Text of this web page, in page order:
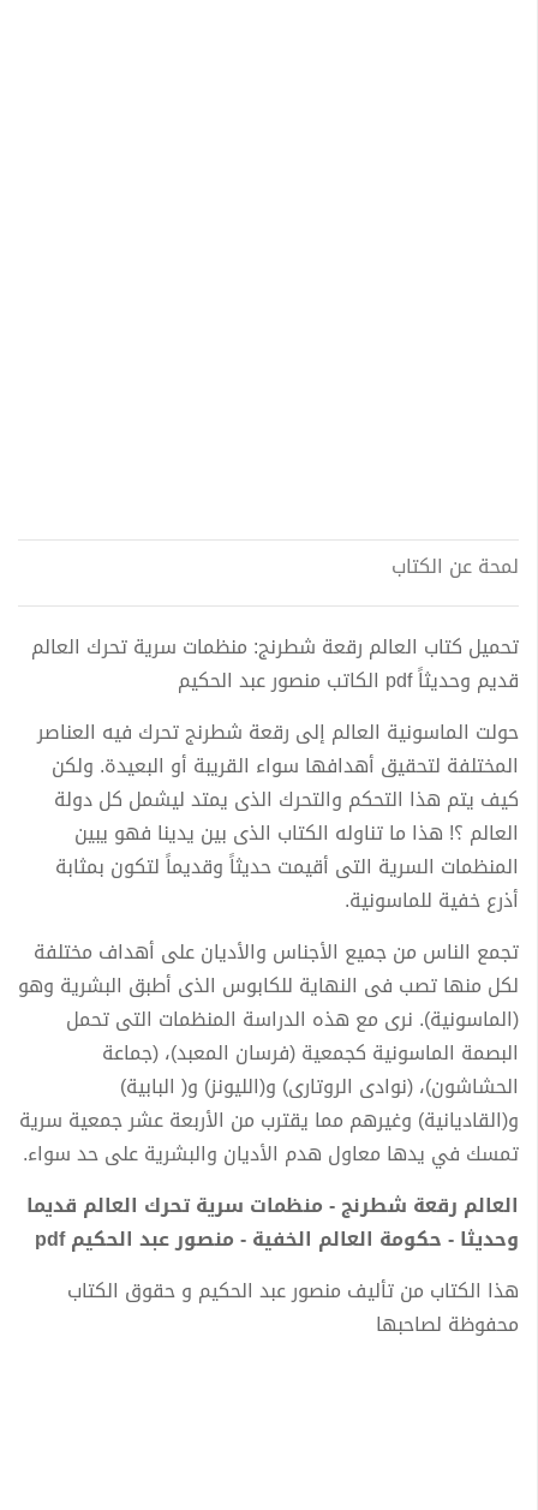
لمحة عن الكتاب
تحميل كتاب العالم رقعة شطرنج: منظمات سرية تحرك العالم
قديم وحديثاً pdf الكاتب منصور عبد الحكيم
حولت الماسونية العالم إلى رقعة شطرنج تحرك فيه العناصر
المختلفة لتحقيق أهدافها سواء القريبة أو البعيدة. ولكن
كيف يتم هذا التحكم والتحرك الذى يمتد ليشمل كل دولة
العالم ؟! هذا ما تناوله الكتاب الذى بين يدينا فهو يبين
المنظمات السرية التى أقيمت حديثاً وقديماً لتكون بمثابة
أذرع خفية للماسونية.
تجمع الناس من جميع الأجناس والأديان على أهداف مختلفة
لكل منها تصب فى النهاية للكابوس الذى أطبق البشرية وهو
(الماسونية). نرى مع هذه الدراسة المنظمات التى تحمل
البصمة الماسونية كجمعية (فرسان المعبد)، (جماعة
الحشاشون)، (نوادى الروتارى) و(الليونز) و( البابية)
و(القاديانية) وغيرهم مما يقترب من الأربعة عشر جمعية سرية
تمسك في يدها معاول هدم الأديان والبشرية على حد سواء.
العالم رقعة شطرنج - منظمات سرية تحرك العالم قديما
وحديثا - حكومة العالم الخفية - منصور عبد الحكيم pdf
هذا الكتاب من تأليف منصور عبد الحكيم و حقوق الكتاب
محفوظة لصاحبها